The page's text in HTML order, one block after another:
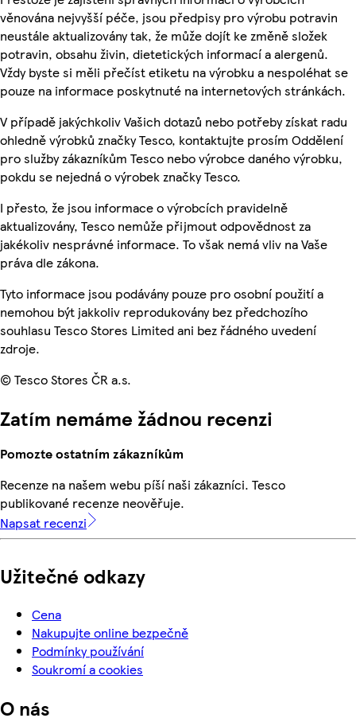
věnována nejvyšší péče, jsou předpisy pro výrobu potravin
neustále aktualizovány tak, že může dojít ke změně složek
potravin, obsahu živin, dietetických informací a alergenů.
Vždy byste si měli přečíst etiketu na výrobku a nespoléhat se
pouze na informace poskytnuté na internetových stránkách.
V případě jakýchkoliv Vašich dotazů nebo potřeby získat radu
ohledně výrobků značky Tesco, kontaktujte prosím Oddělení
pro služby zákazníkům Tesco nebo výrobce daného výrobku,
pokdu se nejedná o výrobek značky Tesco.
I přesto, že jsou informace o výrobcích pravidelně
aktualizovány, Tesco nemůže přijmout odpovědnost za
jakékoliv nesprávné informace. To však nemá vliv na Vaše
práva dle zákona.
Tyto informace jsou podávány pouze pro osobní použití a
nemohou být jakkoliv reprodukovány bez předchozího
souhlasu Tesco Stores Limited ani bez řádného uvedení
zdroje.
© Tesco Stores ČR a.s.
Zatím nemáme žádnou recenzi
Pomozte ostatním zákazníkům
Recenze na našem webu píší naši zákazníci. Tesco
publikované recenze neověřuje.
Napsat recenzi
Užitečné odkazy
Cena
Nakupujte online bezpečně
Podmínky používání
Soukromí a cookies
O nás